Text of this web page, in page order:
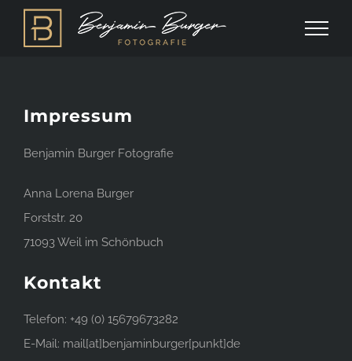
Zum
Impressum
Benjamin Burger Fotografie
Anna Lorena Burger
Forststr. 20
71093 Weil im Schönbuch
Kontakt
Telefon: +49 (0) 15679673282
E-Mail: mail[at]benjaminburger[punkt]de